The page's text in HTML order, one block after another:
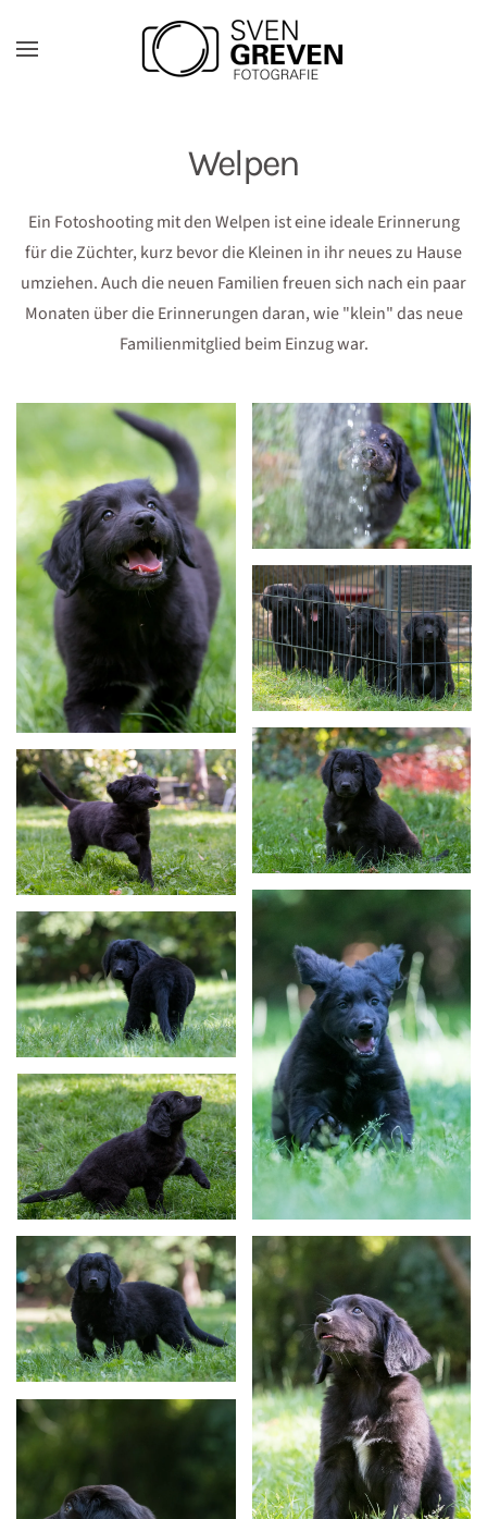
Zum Hauptinhalt springen
Welpen
Ein Fotoshooting mit den Welpen ist eine ideale Erinnerung
für die Züchter, kurz bevor die Kleinen in ihr neues zu Hause
umziehen. Auch die neuen Familien freuen sich nach ein paar
Monaten über die Erinnerungen daran, wie "klein" das neue
Familienmitglied beim Einzug war.